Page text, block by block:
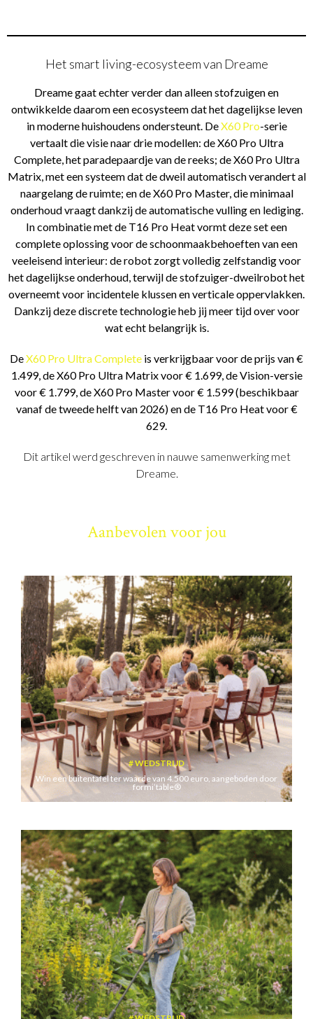
Het smart living-ecosysteem van Dreame
Dreame gaat echter verder dan alleen stofzuigen en
ontwikkelde daarom een ecosysteem dat het dagelijkse leven
in moderne huishoudens ondersteunt. DeX60 Pro-serie
vertaalt die visie naar drie modellen: de X60 Pro Ultra
Complete, het paradepaardje van de reeks; de X60 Pro Ultra
Matrix, met een systeem dat de dweil automatisch verandert al
naargelang de ruimte; en de X60 Pro Master, die minimaal
onderhoud vraagt dankzij de automatische vulling en lediging.
In combinatie met de T16 Pro Heat vormt deze set een
complete oplossing voor de schoonmaakbehoeften van een
veeleisend interieur: de robot zorgt volledig zelfstandig voor
het dagelijkse onderhoud, terwijl de stofzuiger-dweilrobot het
overneemt voor incidentele klussen en verticale oppervlakken.
Dankzij deze discrete technologie heb jij meer tijd over voor
wat echt belangrijk is.
DeX60 Pro Ultra Complete is verkrijgbaar voor de prijs van €
1.499, de X60 Pro Ultra Matrix voor € 1.699, de Vision-versie
voor € 1.799, de X60 Pro Master voor € 1.599 (beschikbaar
vanaf de tweede helft van 2026) en de T16 Pro Heat voor €
629.
Dit artikel werd geschreven in nauwe samenwerking met
Dreame.
Aanbevolen voor jou
WEDSTRIJD
Win een buitentafel ter waarde van 4.500 euro, aangeboden door
formi’table®